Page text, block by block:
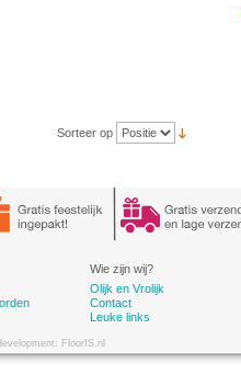
Sorteer op
Wie zijn wij?
Olijk en Vrolijk
Contact
Leuke links
FloorIS.nl